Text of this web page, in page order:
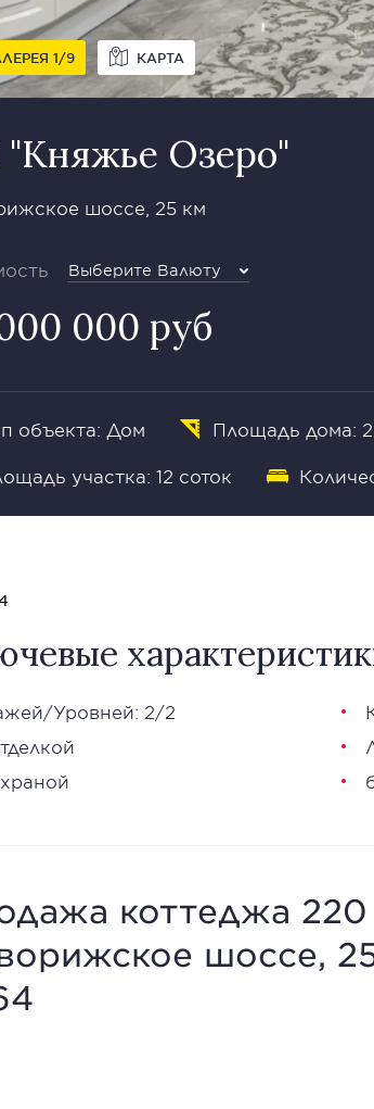
1 9 КАРТА
Озеро"
шоссе, 25 км
Выберите Валюту
000 руб
объекта: Дом Площадь дома:
участка: 12 соток
Уровней: 2/2
коттеджа
шоссе,